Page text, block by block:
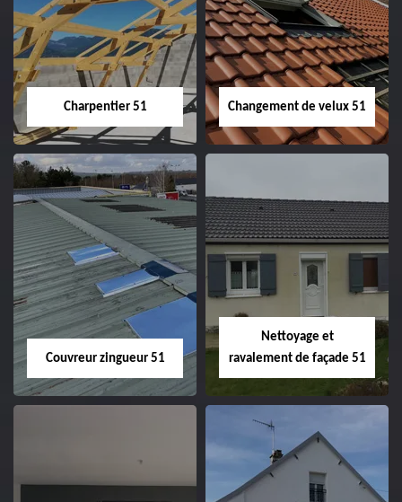
couverture 51
toiture 51
Charpentier 51
Charpentier 51
Changement de velux 51
Changement de
velux 51
Couvreur zingueur 51
Nettoyage et
ravalement de façade 51
Nettoyage et